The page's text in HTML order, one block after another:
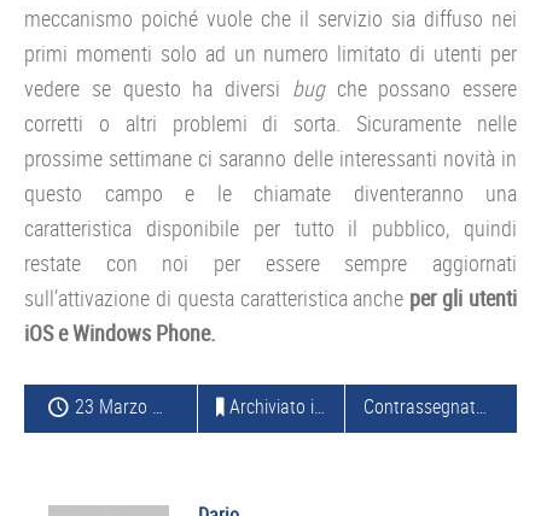
meccanismo poiché vuole che il servizio sia diffuso nei
primi momenti solo ad un numero limitato di utenti per
vedere se questo ha diversi bug che possano essere
corretti o altri problemi di sorta. Sicuramente nelle
prossime settimane ci saranno delle interessanti novità in
questo campo e le chiamate diventeranno una
caratteristica disponibile per tutto il pubblico, quindi
restate con noi per essere sempre aggiornati
sull’attivazione di questa caratteristica anche per gli utenti
iOS e Windows Phone.
23 Marzo 2015 Archiviato in: APPLICAZIONI Contrassegnato con: